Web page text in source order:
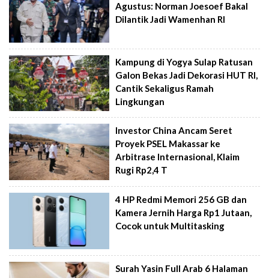
Agustus: Norman Joesoef Bakal
Dilantik Jadi Wamenhan RI
Kampung di Yogya Sulap Ratusan
Galon Bekas Jadi Dekorasi HUT RI,
Cantik Sekaligus Ramah
Lingkungan
Investor China Ancam Seret
Proyek PSEL Makassar ke
Arbitrase Internasional, Klaim
Rugi Rp2,4 T
4 HP Redmi Memori 256 GB dan
Kamera Jernih Harga Rp1 Jutaan,
Cocok untuk Multitasking
Surah Yasin Full Arab 6 Halaman